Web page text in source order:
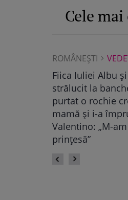
Cele
ROMÂNEŞTI
Maya
dans. Cum și-a
fiica: „Atât de